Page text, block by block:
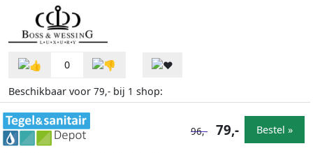
0
Beschikbaar voor 79,- bij 1 shop:
96,- 79,- Bestel »